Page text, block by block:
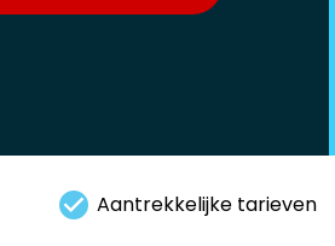
Aantrekkelijke tarieven